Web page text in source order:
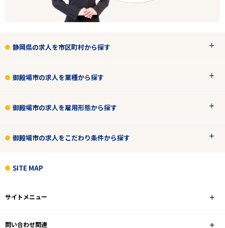
静岡県の求人を市区町村から探す
御殿場市の求人を業種から探す
御殿場市の求人を雇用形態から探す
御殿場市の求人をこだわり条件から探す
SITE MAP
サイトメニュー
問い合わせ関連